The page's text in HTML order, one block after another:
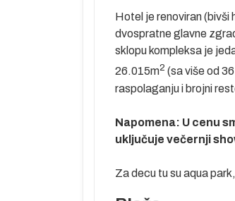
Hotel je renoviran (bivši
dvospratne glavne
sklopu kompleksa je
26.015m2 (sa više od
raspolaganju i brojni
Napomena: U cenu
uključuje večernji
Za decu tu su aqua